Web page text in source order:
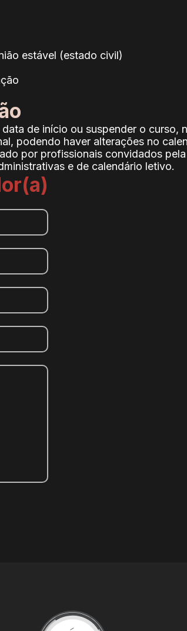
estável (estado civil)
de início ou suspender o curso,
podendo haver alterações no
por profissionais convidados
e de calendário letivo.